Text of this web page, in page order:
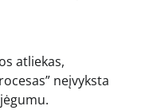
atliekas,
neįvyksta